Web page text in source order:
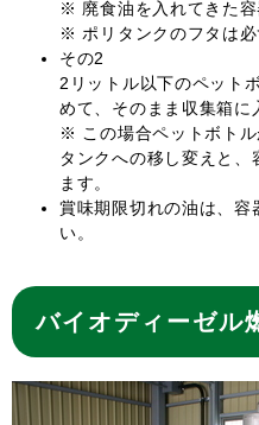
※ 廃食油を入れてきた容
※ ポリタンクのフタは必
その2
2リットル以下のペット
めて、そのまま収集箱に
※ この場合ペットボトル
タンクへの移し変えと
ます。
賞味期限切れの油は、容
い。
バイオディーゼル